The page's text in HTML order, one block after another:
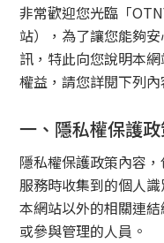
非常歡迎您光臨「
站），為了讓您能夠
訊，特此向您說明本
權益，請您詳閱下列內
一、隱私權保護
隱私權保護政策內容
服務時收集到的個人
本網站以外的相關連
或參與管理的人員。